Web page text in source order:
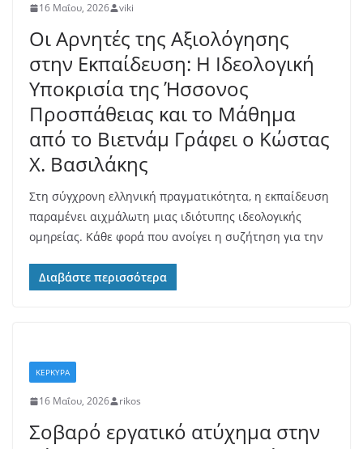
16 Μαΐου, 2026 viki
Οι Αρνητές της Αξιολόγησης
στην Εκπαίδευση: Η Ιδεολογική
Υποκρισία της Ήσσονος
Προσπάθειας και το Μάθημα
από το Βιετνάμ Γράφει ο Κώστας
Χ. Βασιλάκης
Στη σύγχρονη ελληνική πραγματικότητα, η εκπαίδευση
παραμένει αιχμάλωτη μιας ιδιότυπης ιδεολογικής
ομηρείας. Κάθε φορά που ανοίγει η συζήτηση για την
Διαβάστε περισσότερα
ΚΕΡΚΥΡΑ
16 Μαΐου, 2026 rikos
Σοβαρό εργατικό ατύχημα στην